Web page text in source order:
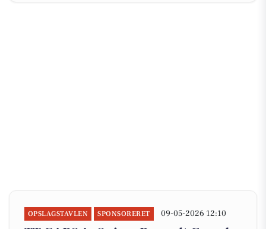
OPSLAGSTAVLEN SPONSORERET 09-05-2026 12:10